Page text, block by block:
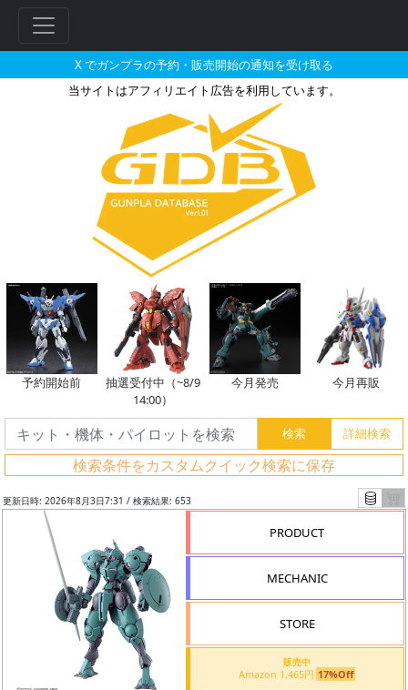
X でガンプラの予約・販売開始の通知を受け取る
当サイトはアフィリエイト広告を利用しています。
HG 1/144 ハインドリーとそれに
予約開始前
抽選受付中（~8/9
14:00）
今月発売 今月再販
検索条件をカスタムクイック検索に保存
更新日時: 2026年8月3日7:31 / 検索結果: 653
PRODUCT
MECHANIC
STORE
販売中
Amazon 1,465円 17%Off